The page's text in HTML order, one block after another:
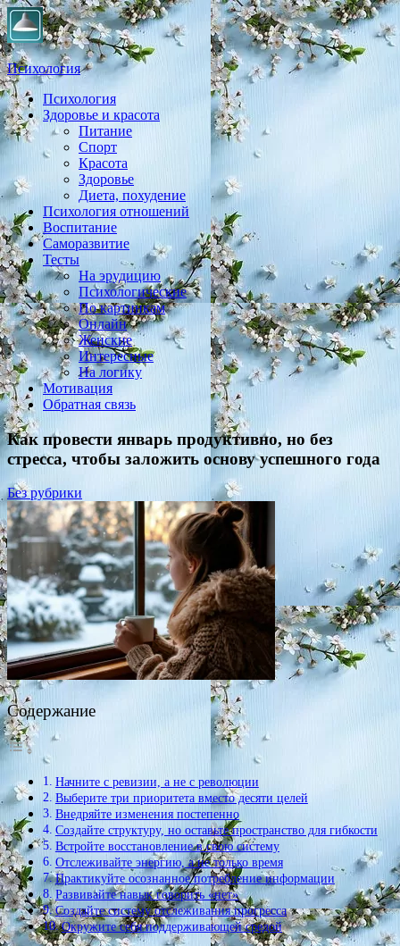
Психология
Практическая психология, личностный рост, экология,
здоровье, воспитание,
Психология
Здоровье и красота
Питание
Спорт
Красота
Здоровье
Диета, похудение
Психология отношений
Воспитание
Саморазвитие
Тесты
На эрудицию
Психологические
По картинкам
Онлайн
Женские
Интересные
На логику
Мотивация
Обратная связь
Как провести январь продуктивно, но без
стресса, чтобы заложить основу успешного года
Без рубрики
Содержание
Начните с ревизии, а не с революции
Выберите три приоритета вместо десяти целей
Внедряйте изменения постепенно
Создайте структуру, но оставьте пространство для гибкости
Встройте восстановление в свою систему
Отслеживайте энергию, а не только время
Практикуйте осознанное потребление информации
Развивайте навык говорить «нет»
Создайте систему отслеживания прогресса
Окружите себя поддерживающей средой